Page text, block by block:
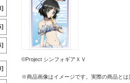
©Project シンフォギアＸＶ
※商品画像はイメージです。実際の商品と